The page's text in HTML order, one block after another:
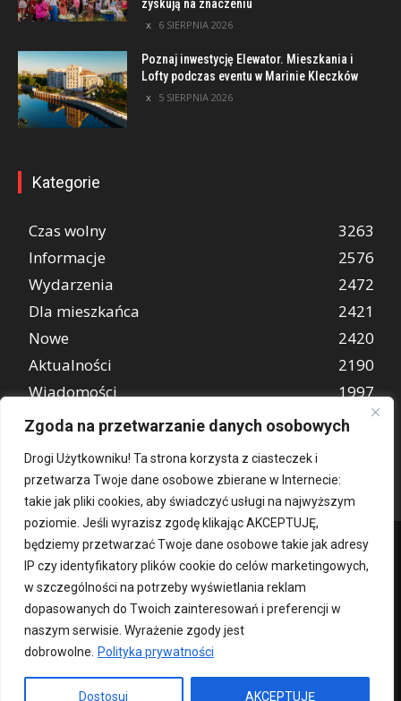
Zgoda na przetwarzanie danych osobowych
Drogi Użytkowniku! Ta strona korzysta z ciasteczek i
przetwarza Twoje dane osobowe zbierane w Internecie:
takie jak pliki cookies, aby świadczyć usługi na najwyższym
poziomie. Jeśli wyrazisz zgodę klikając AKCEPTUJĘ,
będziemy przetwarzać Twoje dane osobowe takie jak adresy
IP czy identyfikatory plików cookie do celów marketingowych,
w szczególności na potrzeby wyświetlania reklam
dopasowanych do Twoich zainteresowań i preferencji w
naszym serwisie. Wyrażenie zgody jest
dobrowolne.
Polityka prywatności
Dostosuj AKCEPTUJĘ
zyskują na znaczeniu
6 SIERPNIA 2026
Poznaj inwestycję Elewator. Mieszkania i
Lofty podczas eventu w Marinie Kleczków
5 SIERPNIA 2026
Kategorie
Czas wolny
3263
Informacje
2576
Wydarzenia
2472
Dla mieszkańca
2421
Nowe
2420
Aktualności
2190
Wiadomości
1997
REKLAMA
849
Kontakt O nas Patronat medialny